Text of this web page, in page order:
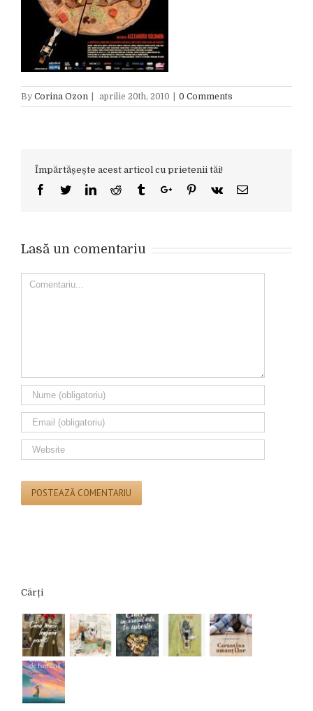
By Corina Ozon aprilie 20th, 2010 0 Comments
Împărtășește acest articol cu prietenii tăi!
Facebook
TwitterLinkedinReddit TumblrGoogle+Pinterest
Vk Email
Lasă un comentariu
Comment
Cărți